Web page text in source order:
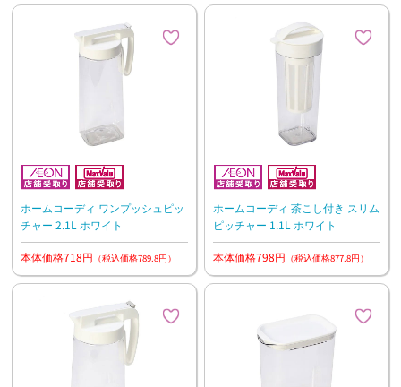
ホームコーディ ワンプッシュピッ
チャー 2.1L ホワイト
本体価格718円 （税込価格789.8円）
ホームコーディ 茶こし付き スリム
ピッチャー 1.1L ホワイト
本体価格798円 （税込価格877.8円）